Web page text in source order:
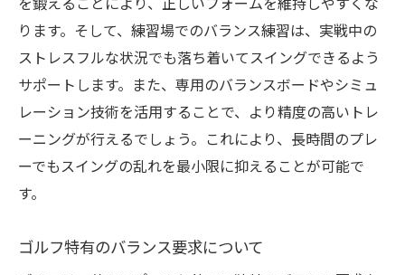
ります。そして、練習場でのバランス練習は、実戦中の
ストレスフルな状況でも落ち着いてスイングできるよう
サポートします。また、専用のバランスボードやシミュ
レーション技術を活用することで、より精度の高いトレ
ーニングが行えるでしょう。これにより、長時間のプレ
ーでもスイングの乱れを最小限に抑えることが可能で
す。
ゴルフ特有のバランス要求について